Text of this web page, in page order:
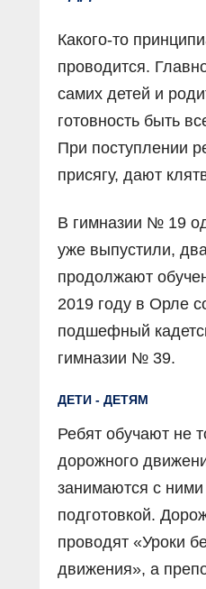
Какого-то
проводится.
самих детей и
готовность быть
При поступлении
присягу, дают
В гимназии № 19
уже выпустили,
продолжают
2019 году в Орле
подшефный
гимназии № 39.
ДЕТИ - ДЕТЯМ
Ребят обучают не
дорожного
занимаются с
подготовкой.
проводят «Уроки
движения», а